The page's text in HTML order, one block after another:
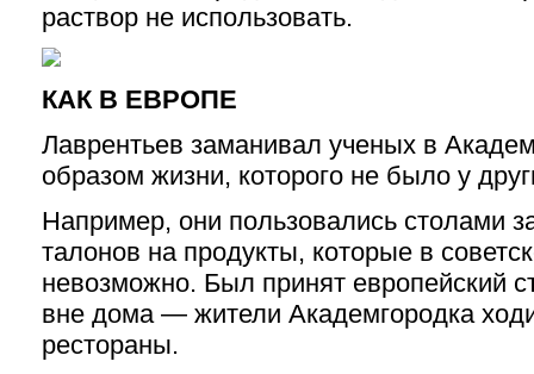
раствор не использовать.
КАК В ЕВРОПЕ
Лаврентьев заманивал ученых в
образом жизни, которого не было у
Например, они пользовались столами
талонов на продукты, которые в
невозможно. Был принят европейский
вне дома — жители Академгородка
рестораны.